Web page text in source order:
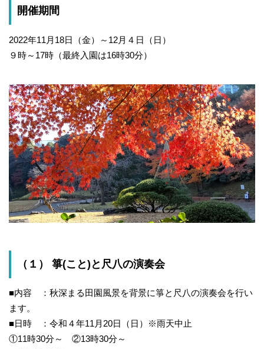
開催期間
2022年11月18日（金）～12月４日（日）
９時～17時（最終入園は16時30分）
（１） 箏(こと)と尺八の演奏会
■内容 ：秋深まる田園風景を背景に箏と尺八の演奏会を行い
ます。
■日時 ：令和４年11月20日（日）※雨天中止
①11時30分～ ②13時30分～